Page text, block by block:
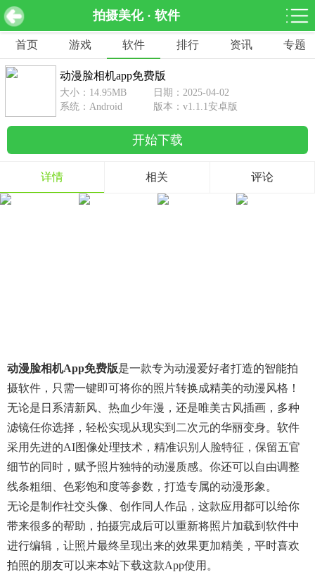
拍摄美化 · 软件
网游分类 软件分类
休闲益智
462款游戏
赛车竞速
122款游戏
1642款游戏
动作射击
351款游戏
69款游戏
经营养成
策略塔防
冒险解谜
首页 游戏 软件 排行 资讯 专题
动漫脸相机app免费版 v1.1.1安卓版 下载
动漫脸相机app免费版
大小：14.95MB
日期：2025-04-02
系统：Android
版本：v1.1.1安卓版
开始下载
详情 相关 评论
动漫脸相机app免费版是一款专为动漫爱好者打造的智能拍
摄软件，只需一键即可将你的照片转换成精美的动漫风格！
无论是日系清新风、热血少年漫，还是唯美古风插画，多种
滤镜任你选择，轻松实现从现实到二次元的华丽变身。软件
采用先进的AI图像处理技术，精准识别人脸特征，保留五官
细节的同时，赋予照片独特的动漫质感。你还可以自由调整
线条粗细、色彩饱和度等参数，打造专属的动漫形象。
无论是制作社交头像、创作同人作品，这款应用都可以给你
带来很多的帮助，拍摄完成后可以重新将照片加载到软件中
进行编辑，让照片最终呈现出来的效果更加精美，平时喜欢
拍照的朋友可以来本站下载这款app使用。